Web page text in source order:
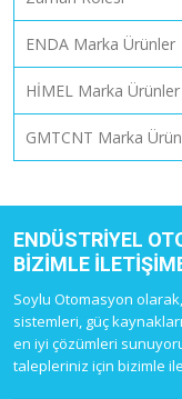
ENDA Marka Ürünler
HİMEL Marka Ürünler
GMTCNT Marka
ENDÜSTRIYEL
BIZIMLE
Soylu Otomasyon
sistemleri, güç
en iyi çözümleri
talepleriniz için bizimle